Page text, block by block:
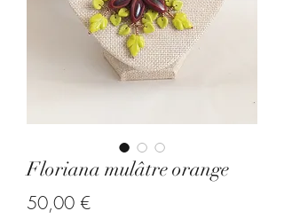
Floriana mulâtre orange
50,00 €Precio